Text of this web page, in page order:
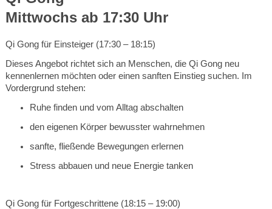
Mittwochs ab 17:30 Uhr
Qi Gong für Einsteiger (17:30 – 18:15)
Dieses Angebot richtet sich an Menschen, die Qi Gong neu
kennenlernen möchten oder einen sanften Einstieg suchen. Im
Vordergrund stehen:
Ruhe finden und vom Alltag abschalten
den eigenen Körper bewusster wahrnehmen
sanfte, fließende Bewegungen erlernen
Stress abbauen und neue Energie tanken
Qi Gong für Fortgeschrittene (18:15 – 19:00)